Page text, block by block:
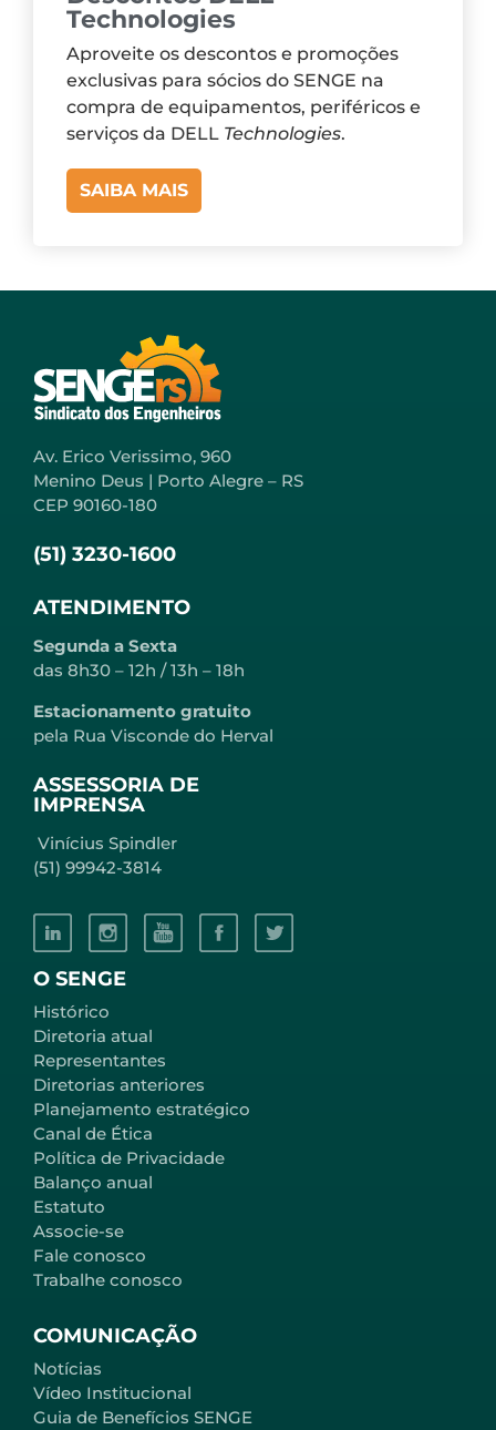
Technologies
Aproveite os descontos e promoções
exclusivas para sócios do SENGE na
compra de equipamentos, periféricos e
serviços da DELL Technologies.
SAIBA MAIS
O SENGE
Histórico
Diretoria atual
Representantes
Diretorias anteriores
Planejamento estratégico
Canal de Ética
Política de Privacidade
Balanço anual
Estatuto
Associe-se
Fale conosco
Trabalhe conosco
COMUNICAÇÃO
Notícias
Vídeo Institucional
Guia de Benefícios SENGE
Av. Erico Verissimo, 960
Menino Deus | Porto Alegre – RS
CEP 90160-180
(51) 3230-1600
ATENDIMENTO
Segunda a Sexta
das 8h30 – 12h / 13h – 18h
Estacionamento gratuito
pela Rua Visconde do Herval
ASSESSORIA DE
IMPRENSA
Vinícius Spindler
(51) 99942-3814